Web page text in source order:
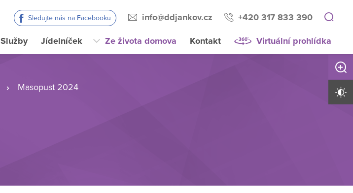
Sledujte nás na Facebooku info@ddjankov.cz +420 317 833 390
Služby Jídelníček Ze života domova Kontakt Virtuální prohlídka
Masopust 2024